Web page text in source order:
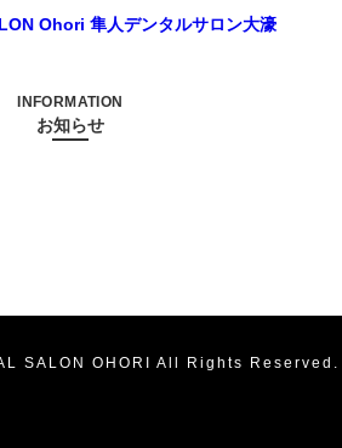
INFORMATION
お知らせ
SALON OHORI All Rights Reserved.